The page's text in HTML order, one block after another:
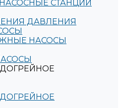
СТАНЦИИ
ДАВЛЕНИЯ
НАСОСЫ